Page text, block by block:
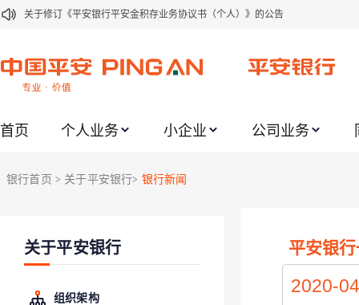
关于修订《平安银行平安金积存业务协议书（个人）》的公告
关于2021年劳动节期间代理贵金属业务风险提示的通知
关于加强代理贵金属业务风险防范的提示
关于进一步加强代理贵金属业务风险防范的提示
关于平安银行电子版信用卡更名为平安银行数字信用卡的公告
首页 个人业务 小企业 公司业务
银行首页 > 关于平安银行> 银行新闻
关于平安银行
组织架构
平安银
2020-